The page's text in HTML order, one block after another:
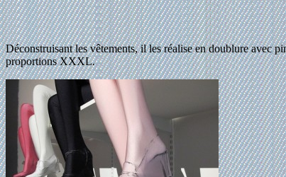
Déconstruisant les vêtements, il les réalise en doublure avec
proportions XXXL.